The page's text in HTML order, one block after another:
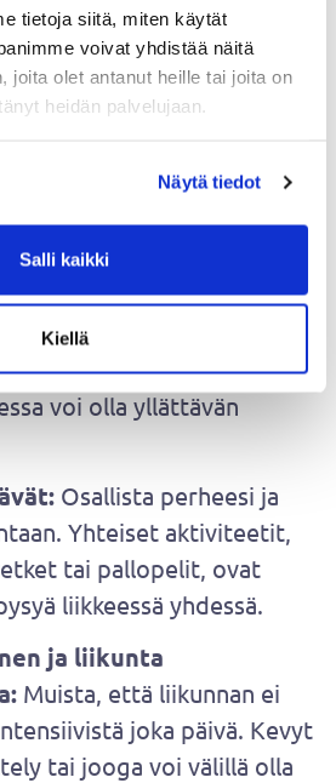
tietoja siitä, miten käytät
voivat yhdistää näitä
joita olet antanut heille tai joita on
heidän palvelujaan.
Näytä tiedot
Salli kaikki
Kiellä
Ole joustava liikunnan
ympäristöä ja kokeile
et ehkä normaalisti
ja metsässä voit
Jos aika on kortilla,
ja tehokkaisiin
minuutin HIIT-
voi olla yllättävän
Osallista perheesi ja
Yhteiset aktiviteetit,
tai pallopelit, ovat
liikkeessä yhdessä.
ja liikunta
Muista, että liikunnan ei
joka päivä. Kevyt
tai jooga voi välillä olla